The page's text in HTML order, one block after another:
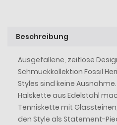
Beschreibung
Ausgefallene, zeitlose
Schmuckkollektion Fossil
Styles sind keine
Halskette aus Edelstahl
Tenniskette mit
den Style als Statement-